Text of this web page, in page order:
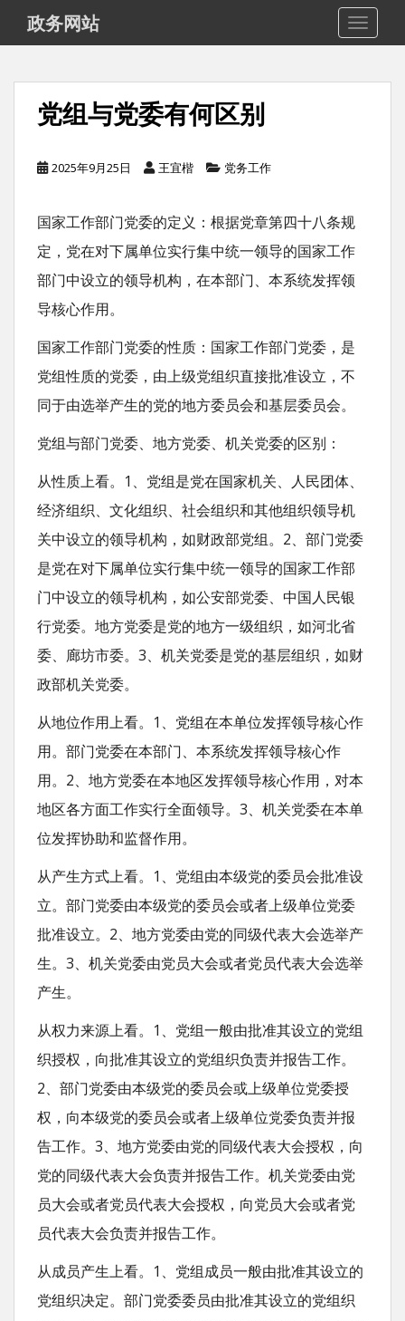
政务网站
党组与党委有何区别
2025年9月25日 王宜楷 党务工作
国家工作部门党委的定义：根据党章第四十八条规
定，党在对下属单位实行集中统一领导的国家工作
部门中设立的领导机构，在本部门、本系统发挥领
导核心作用。
国家工作部门党委的性质：国家工作部门党委，是
党组性质的党委，由上级党组织直接批准设立，不
同于由选举产生的党的地方委员会和基层委员会。
党组与部门党委、地方党委、机关党委的区别：
从性质上看。1、党组是党在国家机关、人民团体、
经济组织、文化组织、社会组织和其他组织领导机
关中设立的领导机构，如财政部党组。2、部门党委
是党在对下属单位实行集中统一领导的国家工作部
门中设立的领导机构，如公安部党委、中国人民银
行党委。地方党委是党的地方一级组织，如河北省
委、廊坊市委。3、机关党委是党的基层组织，如财
政部机关党委。
从地位作用上看。1、党组在本单位发挥领导核心作
用。部门党委在本部门、本系统发挥领导核心作
用。2、地方党委在本地区发挥领导核心作用，对本
地区各方面工作实行全面领导。3、机关党委在本单
位发挥协助和监督作用。
从产生方式上看。1、党组由本级党的委员会批准设
立。部门党委由本级党的委员会或者上级单位党委
批准设立。2、地方党委由党的同级代表大会选举产
生。3、机关党委由党员大会或者党员代表大会选举
产生。
从权力来源上看。1、党组一般由批准其设立的党组
织授权，向批准其设立的党组织负责并报告工作。
2、部门党委由本级党的委员会或上级单位党委授
权，向本级党的委员会或者上级单位党委负责并报
告工作。3、地方党委由党的同级代表大会授权，向
党的同级代表大会负责并报告工作。机关党委由党
员大会或者党员代表大会授权，向党员大会或者党
员代表大会负责并报告工作。
从成员产生上看。1、党组成员一般由批准其设立的
党组织决定。部门党委委员由批准其设立的党组织